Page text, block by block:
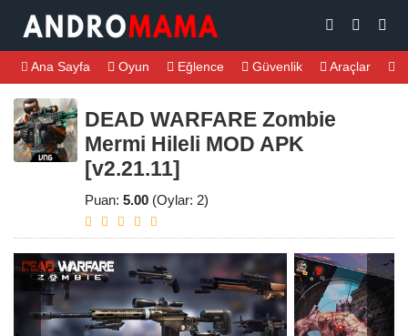
Ana Sayfa Oyun Eğlence Güvenlik Araçlar
DEAD WARFARE Zombie
Mermi Hileli MOD APK
[v2.21.11]
Puan: 5.00 (Oylar: 2)